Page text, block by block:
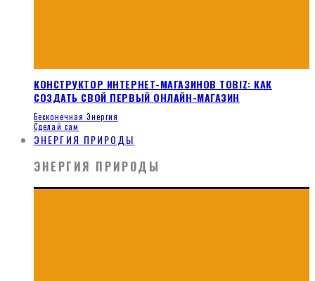
КОНСТРУКТОР ИНТЕРНЕТ-МАГАЗИНОВ TOBIZ: КАК
СОЗДАТЬ СВОЙ ПЕРВЫЙ ОНЛАЙН-МАГАЗИН
Бесконечная Энергия
Сделай сам
ЭНЕРГИЯ ПРИРОДЫ
ЭНЕРГИЯ ПРИРОДЫ